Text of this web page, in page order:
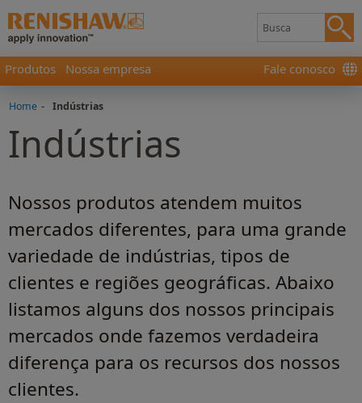
Produtos Nossa empresa Fale conosco
Home - Indústrias
Indústrias
Nossos produtos atendem muitos
mercados diferentes, para uma grande
variedade de indústrias, tipos de
clientes e regiões geográficas. Abaixo
listamos alguns dos nossos principais
mercados onde fazemos verdadeira
diferença para os recursos dos nossos
clientes.